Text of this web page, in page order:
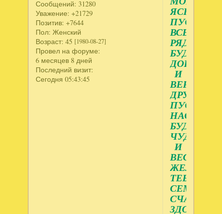
Сообщений: 31280
Уважение: +21729
Позитив: +7644
Пол: Женский
Возраст: 45 [1980-08-27]
Провел на форуме:
6 месяцев 8 дней
Последний визит:
Сегодня 05:43:45
ЯСНЫМ,
ПУСТЬ
ВСЕГДА
РЯДОМ
БУДУТ
ДОБРЫЕ
И
ВЕРНЫЕ
ДРУЗЬЯ.
ПУСТЬ
БУДЕТ
И
ЖЕЛАЮ
ТЕБЕ
СЧАСТЬЯ,